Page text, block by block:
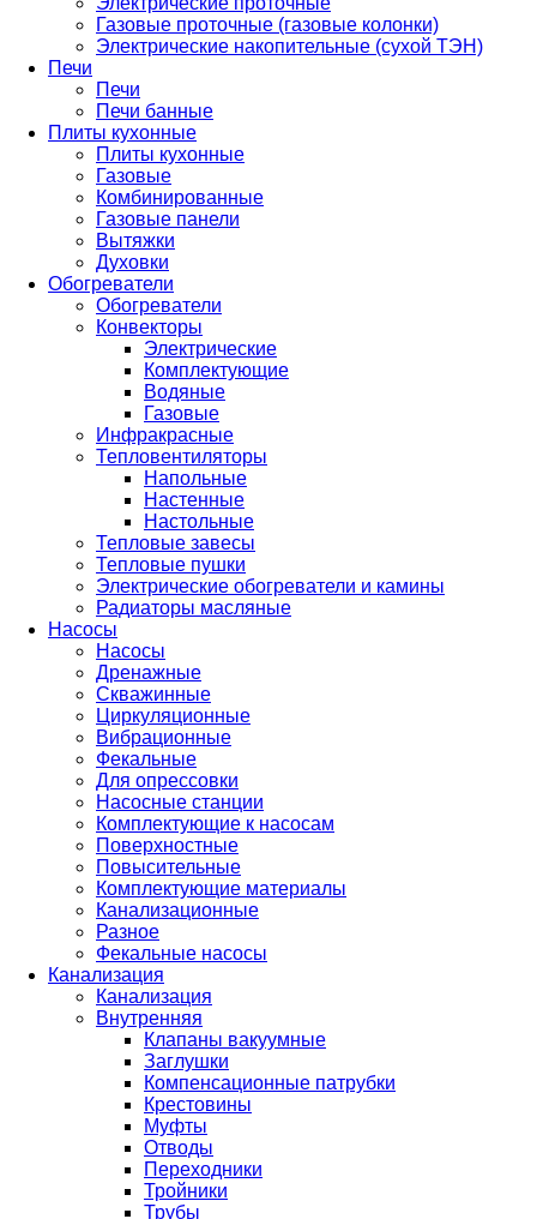
Газовые проточные (газовые колонки)
Электрические накопительные (сухой ТЭН)
Печи
Печи
Печи банные
Плиты кухонные
Плиты кухонные
Газовые
Комбинированные
Газовые панели
Вытяжки
Духовки
Обогреватели
Обогреватели
Конвекторы
Электрические
Комплектующие
Водяные
Газовые
Инфракрасные
Тепловентиляторы
Напольные
Настенные
Настольные
Тепловые завесы
Тепловые пушки
Электрические обогреватели и камины
Радиаторы масляные
Насосы
Насосы
Дренажные
Скважинные
Циркуляционные
Вибрационные
Фекальные
Для опрессовки
Насосные станции
Комплектующие к насосам
Поверхностные
Повысительные
Комплектующие материалы
Канализационные
Разное
Фекальные насосы
Канализация
Канализация
Внутренняя
Клапаны вакуумные
Заглушки
Компенсационные патрубки
Крестовины
Муфты
Отводы
Переходники
Тройники
Трубы